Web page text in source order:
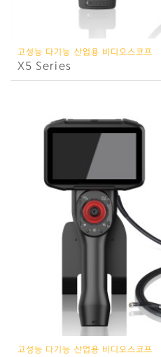
고성능 다기능 산업용 비디오스코프
X5 Series
고성능 다기능 산업용 비디오스코프